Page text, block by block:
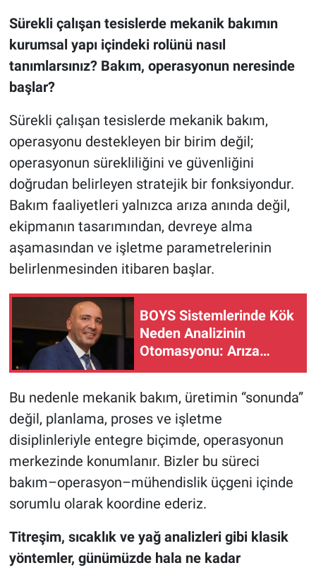
Sürekli çalışan tesislerde mekanik bakımın
kurumsal yapı içindeki rolünü nasıl
tanımlarsınız? Bakım, operasyonun neresinde
başlar?
Sürekli çalışan tesislerde mekanik bakım,
operasyonu destekleyen bir birim değil;
operasyonun sürekliliğini ve güvenliğini
doğrudan belirleyen stratejik bir fonksiyondur.
Bakım faaliyetleri yalnızca arıza anında değil,
ekipmanın tasarımından, devreye alma
aşamasından ve işletme parametrelerinin
belirlenmesinden itibaren başlar.
BOYS Sistemlerinde Kök
Neden Analizinin
Otomasyonu: Arıza
Yönetiminde Yeni Bir
Bu nedenle mekanik bakım, üretimin “sonunda”
değil, planlama, proses ve işletme
disiplinleriyle entegre biçimde, operasyonun
merkezinde konumlanır. Bizler bu süreci
bakım–operasyon–mühendislik üçgeni içinde
sorumlu olarak koordine ederiz.
Titreşim, sıcaklık ve yağ analizleri gibi klasik
yöntemler, günümüzde hala ne kadar